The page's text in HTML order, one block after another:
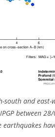
and
between